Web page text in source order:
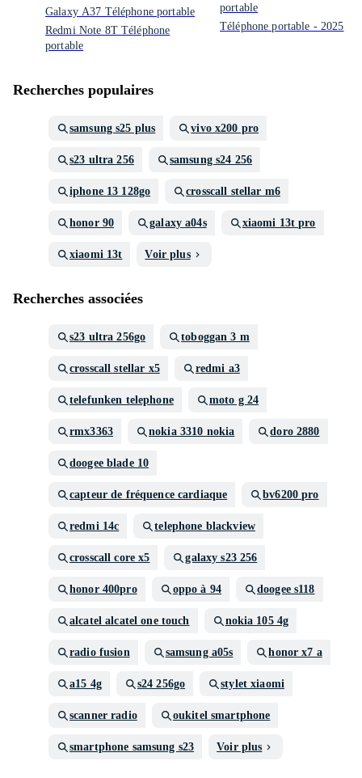
Galaxy A37 Téléphone portable
Redmi Note 8T Téléphone
portable
portable
Téléphone portable - 2025
Recherches populaires
samsung s25 plus vivo x200 pro
s23 ultra 256 samsung s24 256
iphone 13 128go crosscall stellar m6
honor 90 galaxy a04s xiaomi 13t pro
xiaomi 13t Voir plus
Recherches associées
s23 ultra 256go toboggan 3 m
crosscall stellar x5 redmi a3
telefunken telephone moto g 24
rmx3363 nokia 3310 nokia doro 2880
doogee blade 10
capteur de fréquence cardiaque bv6200 pro
redmi 14c telephone blackview
crosscall core x5 galaxy s23 256
honor 400pro oppo à 94 doogee s118
alcatel alcatel one touch nokia 105 4g
radio fusion samsung a05s honor x7 a
a15 4g s24 256go stylet xiaomi
scanner radio oukitel smartphone
smartphone samsung s23 Voir plus